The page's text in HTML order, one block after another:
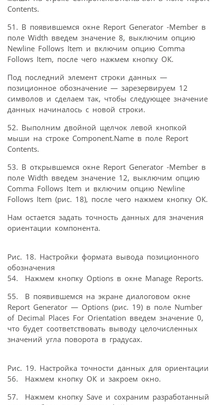
Contents.
51. В появившемся окне Report Generator -Member в
поле Width введем значение 8, выключим опцию
Newline Follows Item и включим опцию Comma
Follows Item, после чего нажмем кнопку ОК.
Под последний элемент строки данных —
позиционное обозначение — зарезервируем 12
символов и сделаем так, чтобы следующее значение
данных начиналось с новой строки.
52. Выполним двойной щелчок левой кнопкой
мыши на строке Component.Name в поле Report
Contents.
53. В открывшемся окне Report Generator -Member в
поле Width введем значение 12, выключим опцию
Comma Follows Item и включим опцию Newline
Follows Item (рис. 18), после чего нажмем кнопку ОК.
Нам остается задать точность данных для значения
ориентации компонента.
Рис. 18. Настройки формата вывода позиционного
обозначения
54. Нажмем кнопку Options в окне Manage Reports.
55. В появившемся на экране диалоговом окне
Report Generator — Options (рис. 19) в поле Number
of Decimal Places For Orientation введем значение 0,
что будет соответствовать выводу целочисленных
значений угла поворота в градусах.
Рис. 19. Настройка точности данных для ориентации
56. Нажмем кнопку ОК и закроем окно.
57. Нажмем кнопку Save и сохраним разработанный